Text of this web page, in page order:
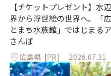
【チケットプレゼント】水
界から浮世絵の世界へ。「
とまち水族館」ではじまる
さんぽ
広島県 [PR] 2026.07.31